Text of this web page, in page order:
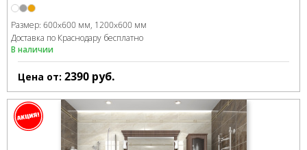
Размер: 600x600 мм 1200x600 мм
Доставка по Краснодару бесплатно
В наличии
Цена от: 2390 руб.